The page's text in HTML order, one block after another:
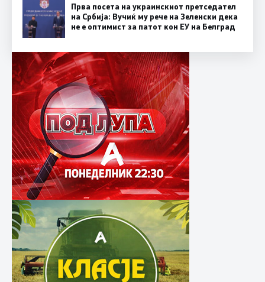
Прва посета на украинскиот претседател
на Србија: Вучиќ му рече на Зеленски дека
не е оптимист за патот кон ЕУ на Белград